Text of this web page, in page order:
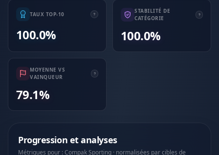
TAUX TOP-10
100.0%
STABILITÉ DE
CATÉGORIE
100.0%
MOYENNE VS
VAINQUEUR
79.1%
Progression et analyses
Métriques pour : Compak Sporting · normalisées par cibles de